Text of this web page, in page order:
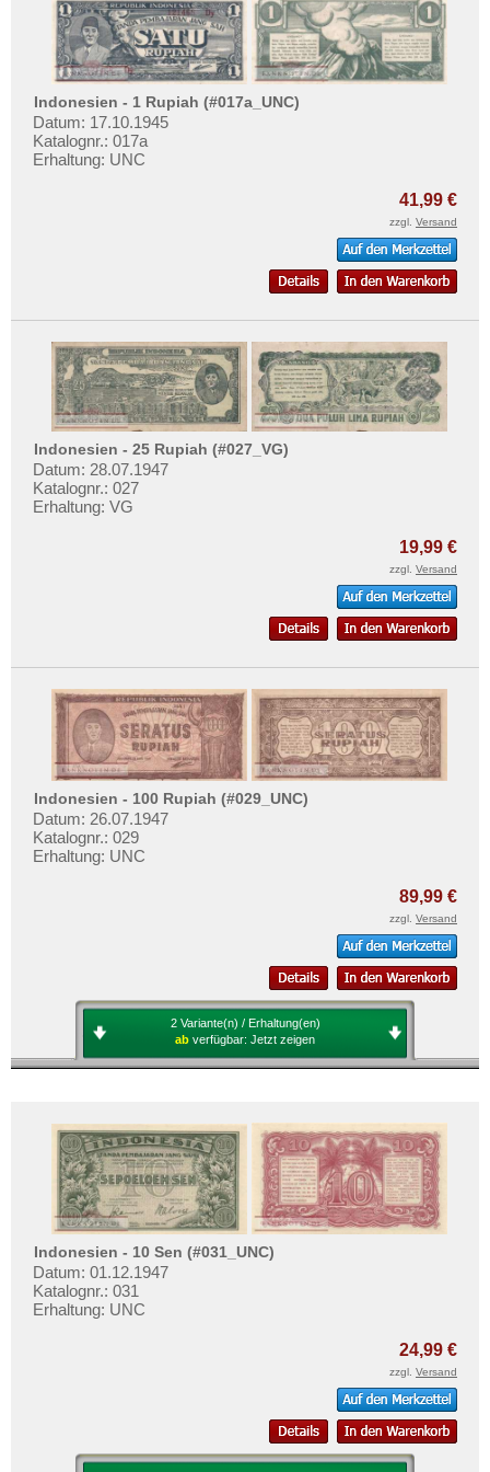
Malaysia
Malediven
Mongolei
Myanmar
Nagorny Karabach
Philippinen
Portugiesisch Indien
Saudi Arabien
Singapur
Sri Lanka
Taiwan
Thailand
Timor
Turkmenistan
Usbekistan
Vereinigte Arabische Emirate
Mehr über...
Zahlungsbedingungen
Privatsphäre und Datenschutz
Widerrufsbelehrung
Liefer- und Versandkosten
Indonesien - 1 Rupiah (#017a_UNC)
Datum: 17.10.1945
Katalognr.: 017a
Erhaltung: UNC
41,99 €
zzgl. Versand
Indonesien - 25 Rupiah (#027_VG)
Datum: 28.07.1947
Katalognr.: 027
Erhaltung: VG
19,99 €
zzgl. Versand
Indonesien - 100 Rupiah (#029_UNC)
Datum: 26.07.1947
Katalognr.: 029
Erhaltung: UNC
89,99 €
zzgl. Versand
2 Variante(n) / Erhaltung(en)
ab verfügbar: Jetzt zeigen
Indonesien - 10 Sen (#031_UNC)
Datum: 01.12.1947
Katalognr.: 031
Erhaltung: UNC
24,99 €
zzgl. Versand